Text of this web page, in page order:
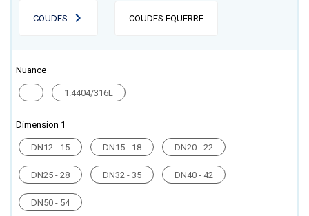
COUDES COUDES EQUERRE
Nuance
1.4404/316L
Dimension 1
DN12 - 15 DN15 - 18 DN20 - 22
DN25 - 28 DN32 - 35 DN40 - 42
DN50 - 54